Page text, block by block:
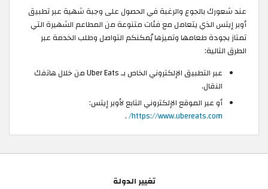
عند شعورك بالجوع والرغبة في الحصول على وجبة شهية عبر تطبيق
أوبر إيتس الذي يتعامل مع فئات متنوعة من المطاعم الشهيرة التي
تمتاز بجودة طعامها وتميزها يُمكنكم التواصل وطلب الخدمة عبر
الطرق التالية:
عبر التطبيق الإلكتروني الخاص بـ Uber Eats من خلال هاتفك
النقال.
أو عبر الموقع الإلكتروني التابع لأوبر إيتس:
https://www.ubereats.com/
.
تغيير الدولة